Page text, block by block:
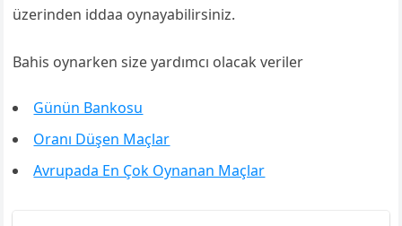
üzerinden iddaa oynayabilirsiniz.
Bahis oynarken size yardımcı olacak veriler
Günün Bankosu
Oranı Düşen Maçlar
Avrupada En Çok Oynanan Maçlar